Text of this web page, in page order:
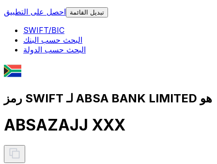
احصل على التطبيق
تبديل القائمة
SWIFT/BIC
البحث حسب البنك
البحث حسب الدولة
رمز SWIFT لـ ABSA BANK LIMITED هو
ABSAZAJJ XXX